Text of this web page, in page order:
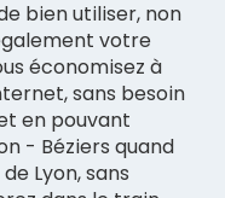
bien utiliser, non
votre
économisez à
sans besoin
en pouvant
- Béziers quand
Lyon, sans